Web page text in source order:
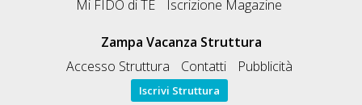
Mi FIDO di TE
Iscrizione Magazine
Zampa Vacanza Struttura
Accesso Struttura
Contatti Pubblicità
Iscrivi Struttura